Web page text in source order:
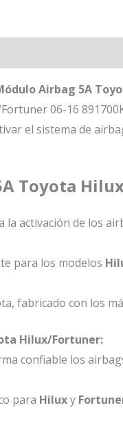
Airbag 5A
06-16
el sistema de
Toyota
activación de los
para los modelos
fabricado con los
Hilux/Fortuner:
confiable los
para Hiluxy